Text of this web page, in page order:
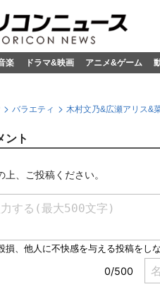
楽 ドラマ&映画 アニメ&ゲーム
バラエティ 木村文乃&広瀬アリス&
ント
上、ご投稿ください。